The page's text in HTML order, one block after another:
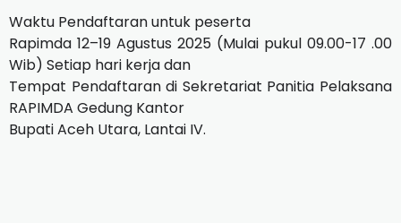
Waktu Pendaftaran untuk peserta
Rapimda 12–19 Agustus 2025 (Mulai pukul 09.00-17 .00
Wib) Setiap hari kerja dan
Tempat Pendaftaran di Sekretariat Panitia Pelaksana
RAPIMDA Gedung Kantor
Bupati Aceh Utara, Lantai IV.